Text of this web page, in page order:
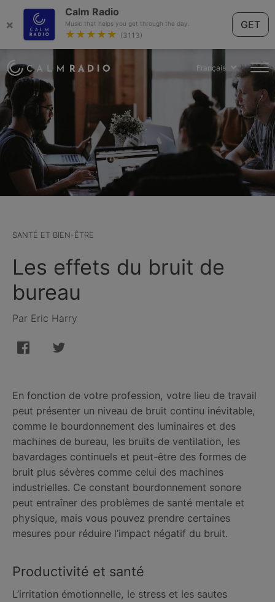
×
Calm Radio
Music that helps you get through the day.
★★★★★ (3113)
GET
Français
SANTÉ ET BIEN-ÊTRE
Les effets du bruit de
bureau
Par Eric Harry
En fonction de votre profession, votre lieu de travail
peut présenter un niveau de bruit continu inévitable,
comme le bourdonnement des luminaires et des
machines de bureau, les bruits de ventilation, les
bavardages continuels et peut-être des formes de
bruit plus sévères comme celui des machines
industrielles. Ce constant bourdonnement sonore
peut entraîner des problèmes de santé mentale et
physique, mais vous pouvez prendre certaines
mesures pour réduire l’impact négatif du bruit.
Productivité et santé
L’irritation émotionnelle, le stress et les sautes